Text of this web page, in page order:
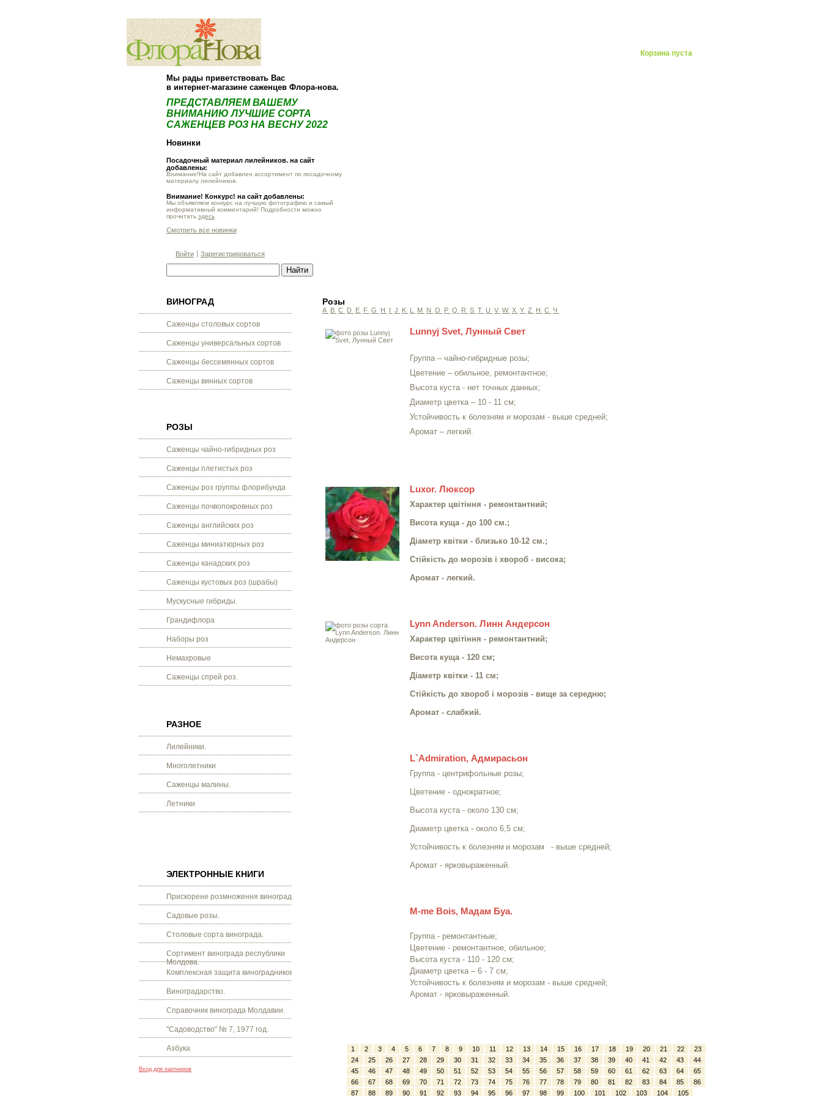
Корзина пуста
Мы рады приветствовать Вас
в интернет-магазине саженцев Флора-нова.
ПРЕДСТАВЛЯЕМ ВАШЕМУ
ВНИМАНИЮ ЛУЧШИЕ СОРТА
САЖЕНЦЕВ РОЗ НА ВЕСНУ 2022
Новинки
Посадочный материал лилейников. на сайт
добавлены:
Внимание!На сайт добавлен ассортимент по посадочному
материалу лилейников.
Внимание! Конкурс! на сайт добавлены:
Мы объявляем конкурс на лучшую фотографию и самый
информативный комментарий! Подробности можно
прочитать здесь
Смотреть все новинки
Войти Зарегистрироваться
ВИНОГРАД
Саженцы столовых сортов
Саженцы универсальных сортов
Саженцы бессемянных сортов
Саженцы винных сортов
РОЗЫ
Саженцы чайно-гибридных роз
Саженцы плетистых роз
Саженцы роз группы флорибунда
Саженцы почвопокровных роз
Саженцы английских роз
Саженцы миниатюрных роз
Саженцы канадских роз
Саженцы кустовых роз (шрабы)
Мускусные гибриды.
Грандифлора
Наборы роз
Немахровые
Саженцы спрей роз.
РАЗНОЕ
Лилейники.
Многолетники
Саженцы малины.
Летники
ЭЛЕКТРОННЫЕ КНИГИ
Прискорене розмноження винограду.
Садовые розы.
Столовые сорта винограда.
Сортимент винограда республики
Молдова.
Комплексная защита виноградников.
Виноградарство.
Справочник винограда Молдавии.
"Садоводство" № 7, 1977 год.
Азбука
Вход для партнеров
Розы
A B C D E F G H I J K L M N O P Q R S T U V W X Y Z Н С Ч
Lunnyj Svet, Лунный Свет
Группа – чайно-гибридные розы;
Цветение – обильное, ремонтантное;
Высота куста - нет точных данных;
Диаметр цветка – 10 - 11 см;
Устойчивость к болезням и морозам - выше средней;
Аромат – легкий.
Luxor. Люксор
Характер цвітіння - ремонтантний;
Висота куща - до 100 см.;
Діаметр квітки - близько 10-12 см.;
Стійкість до морозів і хвороб - висока;
Аромат - легкий.
Lynn Anderson. Линн Андерсон
Характер цвітіння - ремонтантний;
Висота куща - 120 см;
Діаметр квітки - 11 см;
Стійкість до хвороб і морозів - вище за середню;
Аромат - слабкий.
L`Admiration, Адмирасьон
Группа - центрифольные розы;
Цветение - однократное;
Высота куста - около 130 см;
Диаметр цветка - около 6,5 см;
Устойчивость к болезням и морозам
- выше средней;
Аромат - ярковыраженный.
M-me Bois, Мадам Буа.
Группа - ремонтантные;
Цветение - ремонтантное, обильное;
Высота куста - 110 - 120 см;
Диаметр цветка – 6 - 7 см;
Устойчивость к болезням и морозам - выше средней;
Аромат - ярковыраженный.
1 2 3 4 5 6 7 8 9 10 11 12 13 14 15 16 17 18 19 20 21 22
23
24
25 26 27 28 29 30 31 32 33 34 35 36 37 38 39 40 41 42 43
44
45
46 47 48 49 50 51 52 53 54 55 56 57 58 59 60 61 62 63 64
65
66
67 68 69 70 71 72 73 74 75 76 77 78 79 80 81 82 83 84 85
86
87
88 89 90 91 92 93 94 95 96 97 98 99 100 101 102 103 104 105